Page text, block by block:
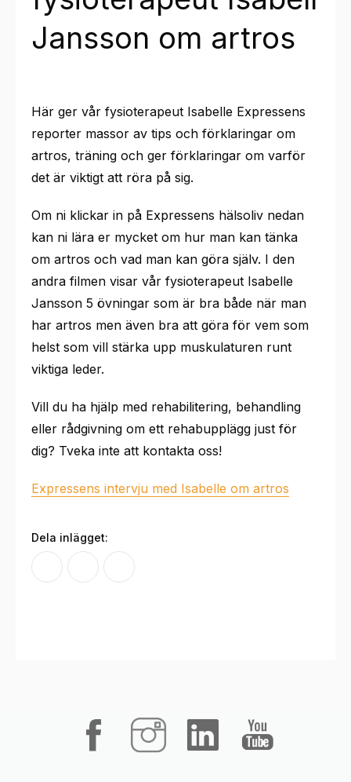
Jansson om artros
Här ger vår fysioterapeut Isabelle Expressens
reporter massor av tips och förklaringar om
artros, träning och ger förklaringar om varför
det är viktigt att röra på sig.
Om ni klickar in på Expressens hälsoliv nedan
kan ni lära er mycket om hur man kan tänka
om artros och vad man kan göra själv. I den
andra filmen visar vår fysioterapeut Isabelle
Jansson 5 övningar som är bra både när man
har artros men även bra att göra för vem som
helst som vill stärka upp muskulaturen runt
viktiga leder.
Vill du ha hjälp med rehabilitering, behandling
eller rådgivning om ett rehabupplägg just för
dig? Tveka inte att kontakta oss!
Expressens intervju med Isabelle om artros
Dela inlägget: